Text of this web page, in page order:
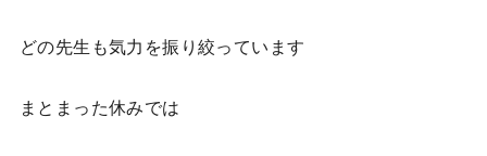
どの先生も気力を振り絞っています
まとまった休みでは